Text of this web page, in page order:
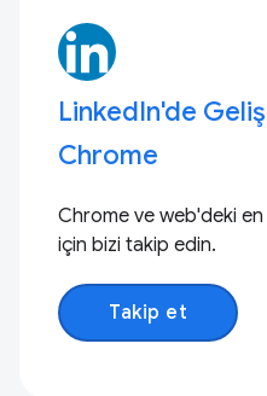
LinkedIn'de
Chrome
Chrome ve web'deki
için bizi takip edin.
Takip et